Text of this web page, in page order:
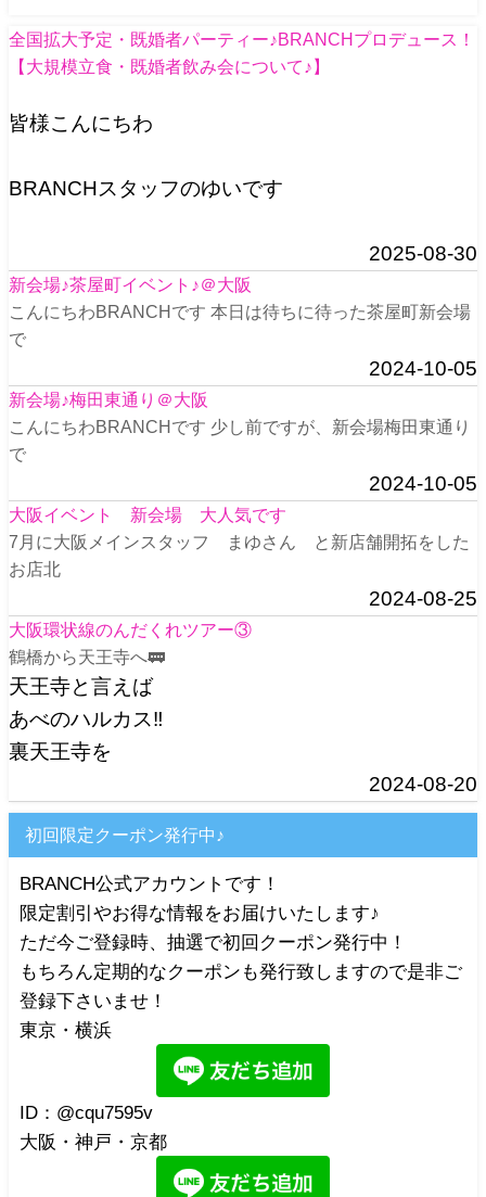
全国拡大予定・既婚者パーティー♪BRANCHプロデュース！
【大規模立食・既婚者飲み会について♪】
皆様こんにちわ
BRANCHスタッフのゆいです
2025-08-30
新会場♪茶屋町イベント♪＠大阪
こんにちわBRANCHです 本日は待ちに待った茶屋町新会場
で
2024-10-05
新会場♪梅田東通り＠大阪
こんにちわBRANCHです 少し前ですが、新会場梅田東通り
で
2024-10-05
大阪イベント 新会場 大人気です
7月に大阪メインスタッフ まゆさん と新店舗開拓をした
お店北
2024-08-25
大阪環状線のんだくれツアー③
鶴橋から天王寺へ🚃
天王寺と言えば
あべのハルカス‼️
裏天王寺を
2024-08-20
初回限定クーポン発行中♪
BRANCH公式アカウントです！
限定割引やお得な情報をお届けいたします♪
ただ今ご登録時、抽選で初回クーポン発行中！
もちろん定期的なクーポンも発行致しますので是非ご
登録下さいませ！
東京・横浜
ID：@cqu7595v
大阪・神戸・京都